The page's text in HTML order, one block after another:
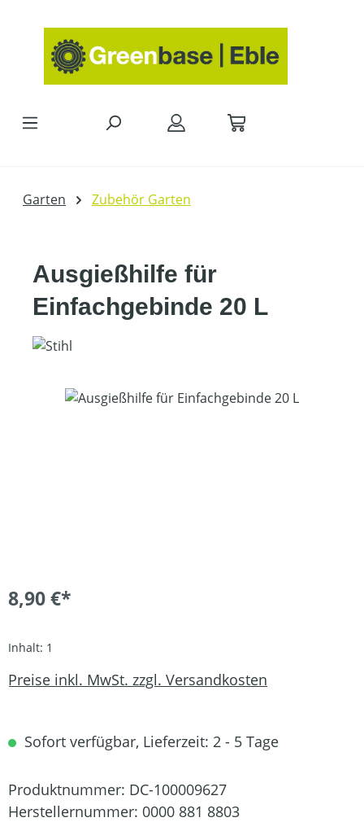
Garten Zubehör Garten
Ausgießhilfe für
Einfachgebinde 20 L
Bildergalerie überspringen
8,90 €*
Inhalt: 1
Preise inkl. MwSt. zzgl. Versandkosten
Sofort verfügbar, Lieferzeit: 2 - 5 Tage
Produktnummer: DC-100009627
Herstellernummer: 0000 881 8803